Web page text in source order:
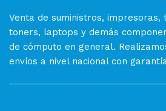
Venta de suministros, impresoras,
toners, laptops y demás
de cómputo en general.
envíos a nivel nacional con